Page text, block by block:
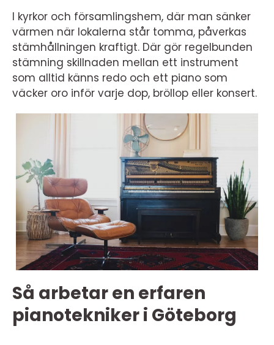
I kyrkor och församlingshem, där man sänker
värmen när lokalerna står tomma, påverkas
stämhållningen kraftigt. Där gör regelbunden
stämning skillnaden mellan ett instrument
som alltid känns redo och ett piano som
väcker oro inför varje dop, bröllop eller konsert.
Så arbetar en erfaren
pianotekniker i Göteborg